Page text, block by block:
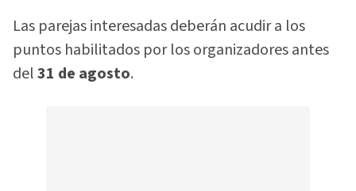
Las parejas interesadas deberán acudir a los
puntos habilitados por los organizadores antes
del31 de agosto.